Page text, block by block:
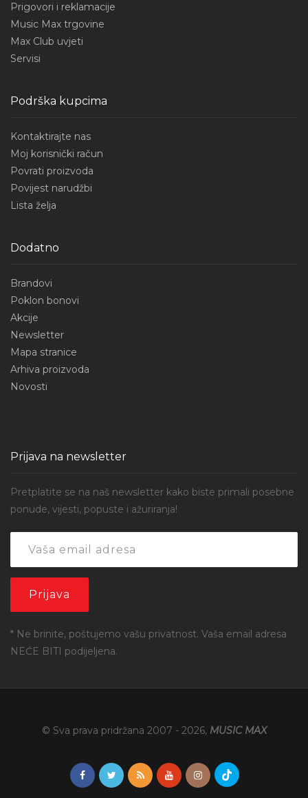
Prigovori i reklamacije
Music Max trgovine
Max Club uvjeti
Servisi
Podrška kupcima
Kontaktirajte nas
Moj korisnički račun
Povrati proizvoda
Povijest narudžbi
Lista želja
Dodatno
Brandovi
Poklon bonovi
Akcije
Newsletter
Mapa stranice
Arhiva proizvoda
Novosti
Prijava na newsletter
Pretplatite se na naš newsletter kako biste primali posebne
ponude, vijesti, popuste i ažuriranja!
* Ne brinite, poštujemo vašu privatnost. Vaša email adresa
NEĆE BITI podijeljena.
© Sva prava pridržana 2007 - 2026, MUSIC MAX